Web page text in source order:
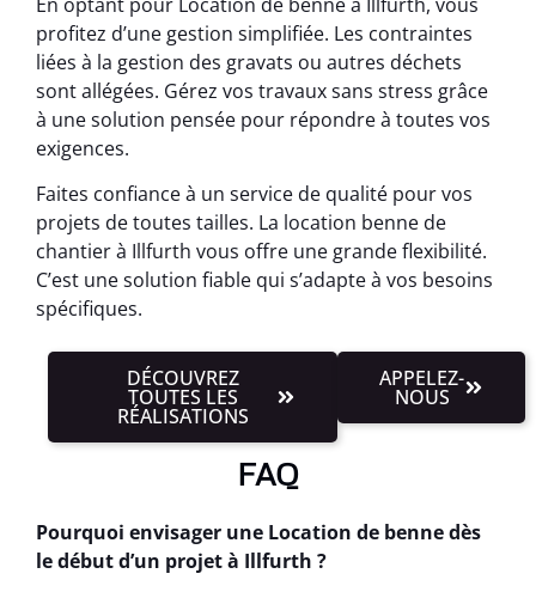
profitez d’une gestion simplifiée. Les contraintes
liées à la gestion des gravats ou autres déchets
sont allégées. Gérez vos travaux sans stress grâce
à une solution pensée pour répondre à toutes vos
exigences.
Faites confiance à un service de qualité pour vos
projets de toutes tailles. La location benne de
chantier à Illfurth vous offre une grande flexibilité.
C’est une solution fiable qui s’adapte à vos besoins
spécifiques.
DÉCOUVREZ
TOUTES LES
RÉALISATIONS
APPELEZ-
NOUS
FAQ
Pourquoi envisager une Location de benne dès
le début d’un projet à Illfurth ?